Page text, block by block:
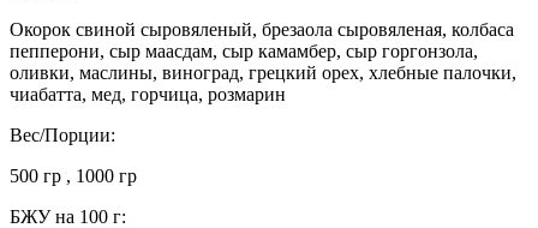
Окорок свиной сыровяленый, брезаола сыровяленая, колбаса
пепперони, сыр маасдам, сыр камамбер, сыр горгонзола,
оливки, маслины, виноград, грецкий орех, хлебные палочки,
чиабатта, мед, горчица, розмарин
Вес/Порции:
500 гр , 1000 гр
БЖУ на 100 г: